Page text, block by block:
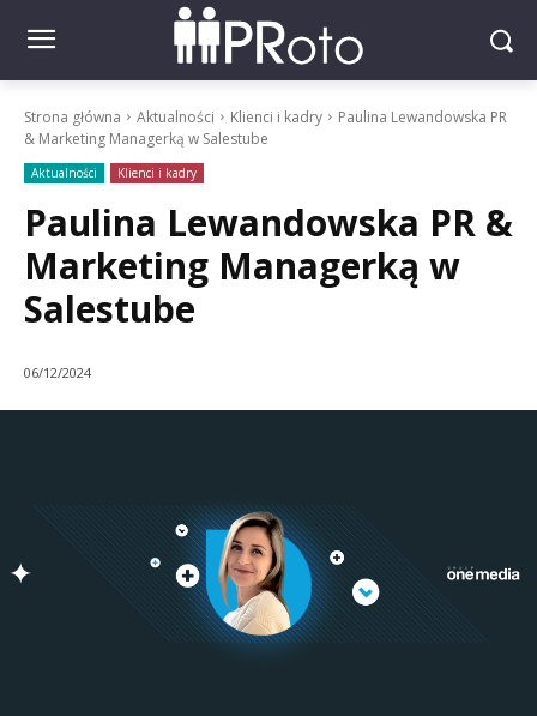
Strona główna Aktualności Klienci i kadry
Paulina Lewandowska PR
& Marketing Managerką w Salestube
Aktualności Klienci i kadry
Paulina Lewandowska PR &
Marketing Managerką w
Salestube
06/12/2024